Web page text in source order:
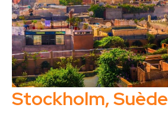
Stockholm, Suède